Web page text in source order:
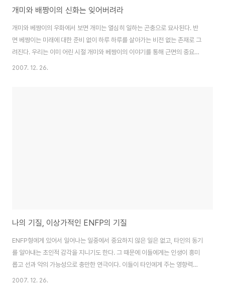
개미와 배짱이의 신화는 잊어버려라
개미와 베짱이의 우화에서 보면 개미는 열심히 일하는 곤충으로 묘사된다. 반
면 베짱이는 미래에 대한 준비 없이 하루 하루를 살아가는 비전 없는 존재로 그
려진다. 우리는 이미 어린 시절 개미와 베짱이의 이야기를 통해 근면의 중요함
에 대해 훌륭한 교훈을 얻었다. 하지만 정말 개미와 베짱이의 우화에서처럼 모
2007. 12. 26.
나의 기질, 이상가적인 ENFP의 기질
ENFP형에게 있어서 일어나는 일중에서 중요하지 않은 일은 없고, 타인의 동기
를 알아내는 초인적 감각을 지니기도 한다. 그 때문에 이들에게는 인생이 흥미
롭고 선과 악의 가능성으로 충만한 연극이다. 이들이 타인에게 주는 영향력은
대단하다. 자발적으로 행동하는 가운데서도 ENFP형들은 진실 하려고 의도한
2007. 12. 26.